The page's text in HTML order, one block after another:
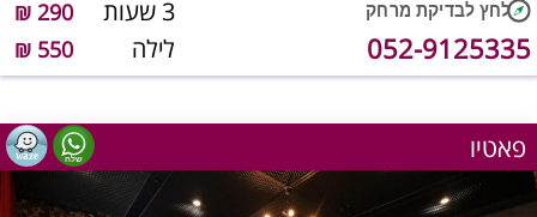
3 שעות 290 ₪
לילה 550 ₪ 052-9125335
פאטיו